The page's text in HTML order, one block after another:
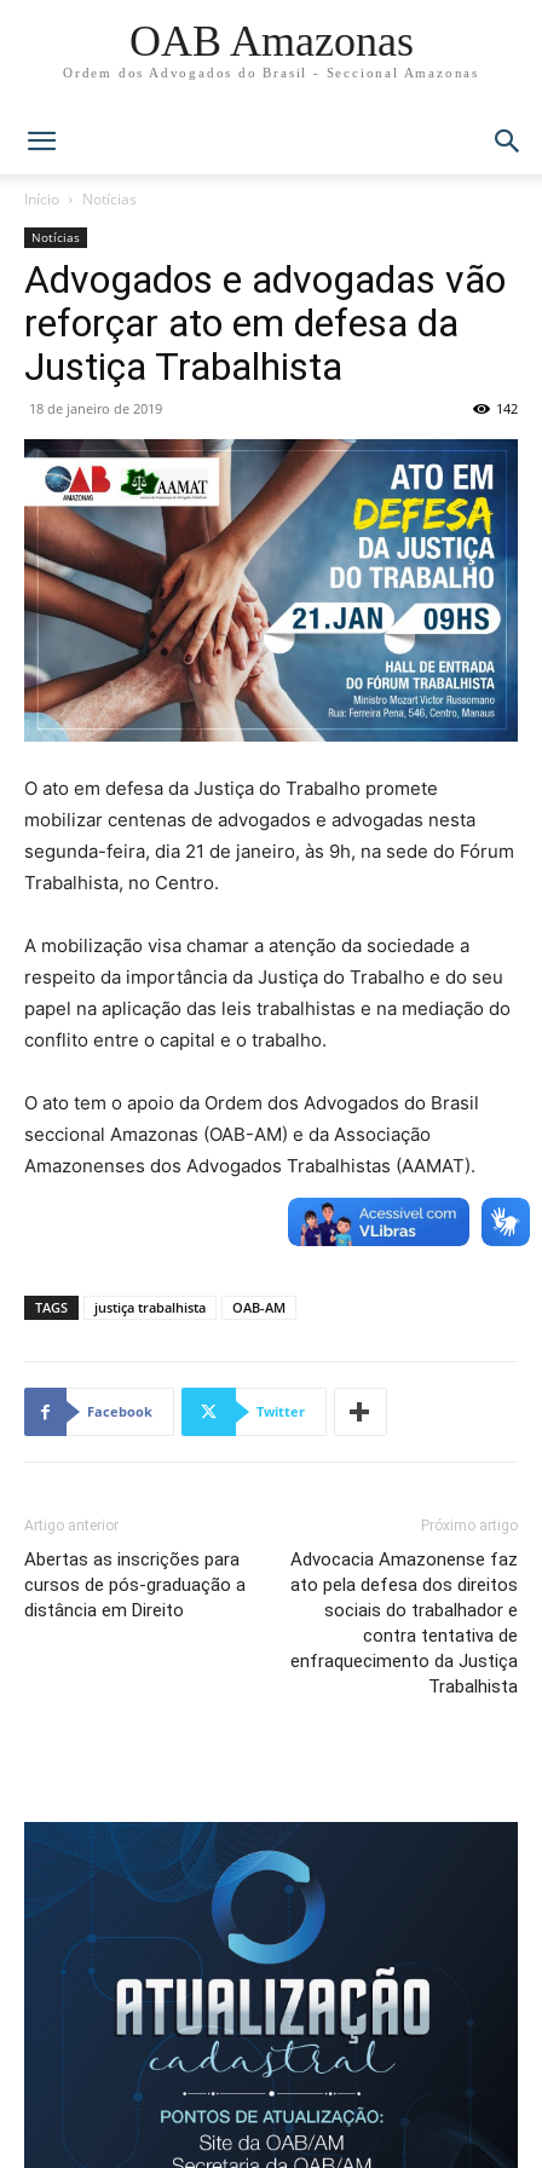
OAB Amazonas
Ordem dos Advogados do Brasil - Seccional Amazonas
Início Notícias
Notícias
Advogados e advogadas vão
reforçar ato em defesa da
Justiça Trabalhista
18 de janeiro de 2019 142
O ato em defesa da Justiça do Trabalho promete
mobilizar centenas de advogados e advogadas nesta
segunda-feira, dia 21 de janeiro, às 9h, na sede do Fórum
Trabalhista, no Centro.
A mobilização visa chamar a atenção da sociedade a
respeito da importância da Justiça do Trabalho e do seu
papel na aplicação das leis trabalhistas e na mediação do
conflito entre o capital e o trabalho.
O ato tem o apoio da Ordem dos Advogados do Brasil
seccional Amazonas (OAB-AM) e da Associação
Amazonenses dos Advogados Trabalhistas (AAMAT).
TAGS justiça trabalhista OAB-AM
Facebook Twitter
Artigo anterior
Abertas as inscrições para
cursos de pós-graduação a
distância em Direito
Próximo artigo
Advocacia Amazonense faz
ato pela defesa dos direitos
sociais do trabalhador e
contra tentativa de
enfraquecimento da Justiça
Trabalhista